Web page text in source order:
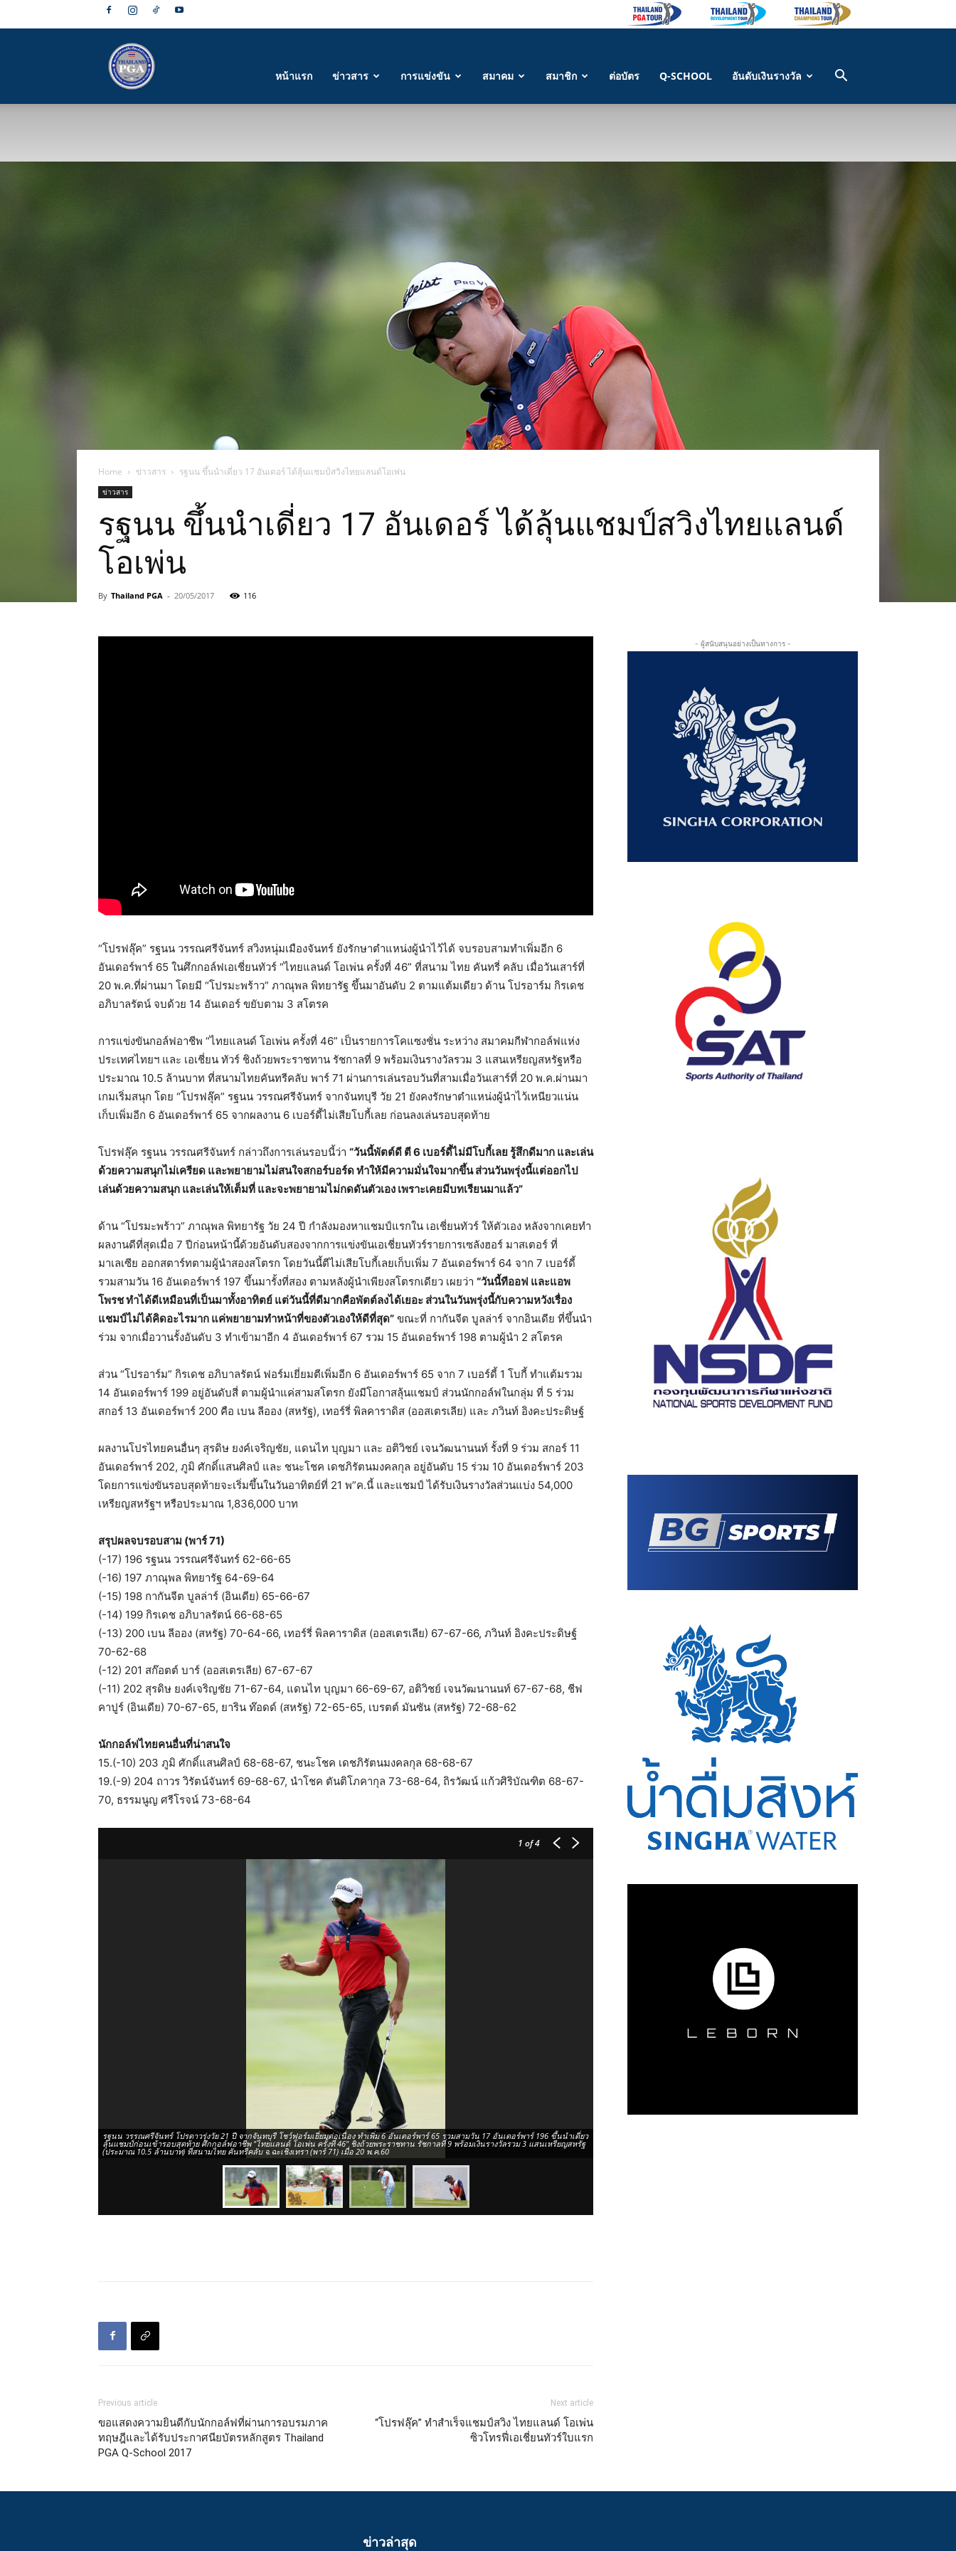
ประเทศไทย
หน้าแรก ข่าวสาร การแข่งขัน สมาคม สมาชิก ต่อบัตร Q-SCHOOL อันดับเงินรางวัล
Home ข่าวสาร รฐนน ขึ้นนำเดี่ยว 17 อันเดอร์ ได้ลุ้นแชมป์สวิงไทยแลนด์โอเพ่น
ข่าวสาร
รฐนน ขึ้นนำเดี่ยว 17 อันเดอร์ ได้ลุ้นแชมป์สวิงไทยแลนด์
โอเพ่น
By Thailand PGA - 20/05/2017 116
“โปรฟลุ๊ค” รฐนน วรรณศรีจันทร์ สวิงหนุ่มเมืองจันทร์ ยังรักษาตำแหน่งผู้นำไว้ได้ จบรอบสามทำเพิ่มอีก 6
อันเดอร์พาร์ 65 ในศึกกอล์ฟเอเชี่ยนทัวร์ “ไทยแลนด์ โอเพ่น ครั้งที่ 46” ที่สนาม ไทย คันทรี่ คลับ เมื่อวันเสาร์ที่
20 พ.ค.ที่ผ่านมา โดยมี “โปรมะพร้าว” ภาณุพล พิทยารัฐ ขึ้นมาอันดับ 2 ตามแต้มเดียว ด้าน โปรอาร์ม กิรเดช
อภิบาลรัตน์ จบด้วย 14 อันเดอร์ ขยับตาม 3 สโตรค
การแข่งขันกอล์ฟอาชีพ “ไทยแลนด์ โอเพ่น ครั้งที่ 46” เป็นรายการโคแซงชั่น ระหว่าง สมาคมกีฬากอล์ฟแห่ง
ประเทศไทยฯ และ เอเชี่ยน ทัวร์ ชิงถ้วยพระราชทาน รัชกาลที่ 9 พร้อมเงินรางวัลรวม 3 แสนเหรียญสหรัฐหรือ
ประมาณ 10.5 ล้านบาท ที่สนามไทยคันทรีคลับ พาร์ 71 ผ่านการเล่นรอบวันที่สามเมื่อวันเสาร์ที่ 20 พ.ค.ผ่านมา
เกมเริ่มสนุก โดย “โปรฟลุ๊ค” รฐนน วรรณศรีจันทร์ จากจันทบุรี วัย 21 ยังคงรักษาตำแหน่งผู้นำไว้เหนียวแน่น
เก็บเพิ่มอีก 6 อันเดอร์พาร์ 65 จากผลงาน 6 เบอร์ดี้ไม่เสียโบกี้เลย ก่อนลงเล่นรอบสุดท้าย
โปรฟลุ๊ค รฐนน วรรณศรีจันทร์ กล่าวถึงการเล่นรอบนี้ว่า “วันนี้พัตต์ดี ตี 6 เบอร์ดี้ไม่มีโบกี้เลย รู้สึกดีมาก และเล่น
ด้วยความสนุกไม่เครียด และพยายามไม่สนใจสกอร์บอร์ด ทำให้มีความมั่นใจมากขึ้น ส่วนวันพรุ่งนี้แต่ออกไป
เล่นด้วยความสนุก และเล่นให้เต็มที่ และจะพยายามไม่กดดันตัวเอง เพราะเคยมีบทเรียนมาแล้ว”
ด้าน “โปรมะพร้าว” ภาณุพล พิทยารัฐ วัย 24 ปี กำลังมองหาแชมป์แรกใน เอเชี่ยนทัวร์ ให้ตัวเอง หลังจากเคยทำ
ผลงานดีที่สุดเมื่อ 7 ปีก่อนหน้านี้ด้วยอันดับสองจากการแข่งขันเอเชี่ยนทัวร์รายการเซลังฮอร์ มาสเตอร์ ที่
มาเลเซีย ออกสตาร์ทตามผู้นำสองสโตรก โดยวันนี้ตีไม่เสียโบกี้เลยเก็บเพิ่ม 7 อันเดอร์พาร์ 64 จาก 7 เบอร์ดี้
รวมสามวัน 16 อันเดอร์พาร์ 197 ขึ้นมารั้งที่สอง ตามหลังผู้นำเพียงสโตรกเดียว เผยว่า “วันนี้ทีออฟ และแอพ
โพรช ทำได้ดีเหมือนที่เป็นมาทั้งอาทิตย์ แต่วันนี้ที่ดีมากคือพัตต์ลงได้เยอะ ส่วนในวันพรุ่งนี้กับความหวังเรื่อง
แชมป์ไม่ได้คิดอะไรมาก แค่พยายามทำหน้าที่ของตัวเองให้ดีที่สุด” ขณะที่ กากันจีต บูลล่าร์ จากอินเดีย ที่ขึ้นนำ
ร่วม จากเมื่อวานรั้งอันดับ 3 ทำเข้ามาอีก 4 อันเดอร์พาร์ 67 รวม 15 อันเดอร์พาร์ 198 ตามผู้นำ 2 สโตรค
ส่วน “โปรอาร์ม” กิรเดช อภิบาลรัตน์ ฟอร์มเยี่ยมตีเพิ่มอีก 6 อันเดอร์พาร์ 65 จาก 7 เบอร์ดี้ 1 โบกี้ ทำแต้มรวม
14 อันเดอร์พาร์ 199 อยู่อันดับสี่ ตามผู้นำแค่สามสโตรก ยังมีโอกาสลุ้นแชมป์ ส่วนนักกอล์ฟในกลุ่ม ที่ 5 ร่วม
สกอร์ 13 อันเดอร์พาร์ 200 คือ เบน ลีออง (สหรัฐ), เทอร์รี่ พิลคาราดิส (ออสเตรเลีย) และ ภวินท์ อิงคะประดิษฐ์
ผลงานโปรไทยคนอื่นๆ สุรดิษ ยงค์เจริญชัย, แดนไท บุญมา และ อติวิชย์ เจนวัฒนานนท์ รั้งที่ 9 ร่วม สกอร์ 11
อันเดอร์พาร์ 202, ภูมิ ศักดิ์แสนศิลป์ และ ชนะโชค เดชภิรัตนมงคลกุล อยู่อันดับ 15 ร่วม 10 อันเดอร์พาร์ 203
โดยการแข่งขันรอบสุดท้ายจะเริ่มขึ้นในวันอาทิตย์ที่ 21 พ”ค.นี้ และแชมป์ ได้รับเงินรางวัลส่วนแบ่ง 54,000
เหรียญสหรัฐฯ หรือประมาณ 1,836,000 บาท
สรุปผลจบรอบสาม (พาร์ 71)
(-17) 196 รฐนน วรรณศรีจันทร์ 62-66-65
(-16) 197 ภาณุพล พิทยารัฐ 64-69-64
(-15) 198 กากันจีต บูลล่าร์ (อินเดีย) 65-66-67
(-14) 199 กิรเดช อภิบาลรัตน์ 66-68-65
(-13) 200 เบน ลีออง (สหรัฐ) 70-64-66, เทอร์รี่ พิลคาราดิส (ออสเตรเลีย) 67-67-66, ภวินท์ อิงคะประดิษฐ์
70-62-68
(-12) 201 สก๊อตต์ บาร์ (ออสเตรเลีย) 67-67-67
(-11) 202 สุรดิษ ยงค์เจริญชัย 71-67-64, แดนไท บุญมา 66-69-67, อติวิชย์ เจนวัฒนานนท์ 67-67-68, ชีฟ
คาปูร์ (อินเดีย) 70-67-65, ยาริน ท๊อดด์ (สหรัฐ) 72-65-65, เบรตต์ มันซัน (สหรัฐ) 72-68-62
นักกอล์ฟไทยคนอื่นที่น่าสนใจ
15.(-10) 203 ภูมิ ศักดิ์แสนศิลป์ 68-68-67, ชนะโชค เดชภิรัตนมงคลกุล 68-68-67
19.(-9) 204 ถาวร วิรัตน์จันทร์ 69-68-67, นำโชค ตันติโภคากุล 73-68-64, ถิรวัฒน์ แก้วศิริบัณฑิต 68-67-
70, ธรรมนูญ ศรีโรจน์ 73-68-64
1 of 4
รฐนน วรรณศรีจันทร์ โปรดาวรุ่งวัย 21 ปี จากจันทบุรี โชว์ฟอร์มเยี่ยมต่อเนื่อง ทำเพิ่ม 6 อันเดอร์พาร์ 65 รวมสามวัน 17 อันเดอร์พาร์ 196 ขึ้นนำเดี่ยว
ลุ้นแชมป์ก่อนเข้ารอบสุดท้าย ศึกกอล์ฟอาชีพ "ไทยแลนด์ โอเพ่น ครั้งที่ 46" ชิงถ้วยพระราชทาน รัชกาลที่ 9 พร้อมเงินรางวัลรวม 3 แสนเหรียญสหรัฐ
(ประมาณ 10.5 ล้านบาท) ที่สนามไทย คันทรีคลับ จ.ฉะเชิงเทรา (พาร์ 71) เมื่อ 20 พ.ค.60
Previous article
ขอแสดงความยินดีกับนักกอล์ฟที่ผ่านการอบรมภาค
ทฤษฎีและได้รับประกาศนียบัตรหลักสูตร Thailand
PGA Q-School 2017
Next article
“โปรฟลุ๊ค” ทำสำเร็จแชมป์สวิง ไทยแลนด์ โอเพ่น
ซิวโทรฟี่เอเชี่ยนทัวร์ใบแรก
- ผู้สนับสนุนอย่างเป็นทางการ -
ข่าวล่าสุด